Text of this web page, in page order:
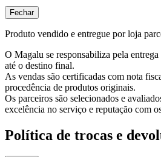
Fechar
Produto vendido e entregue por loja
O Magalu se responsabiliza pela
até o destino final.
As vendas são certificadas com nota
procedência de produtos originais.
Os parceiros são selecionados e
excelência no serviço e reputação com
Política de trocas e